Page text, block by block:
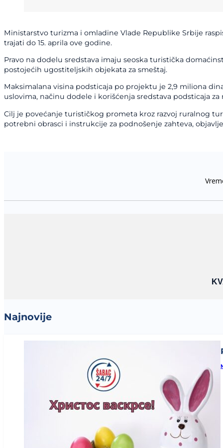
Ministarstvo turizma i omladine Vlade Republike Srbije
trajati do 15. aprila ove godine.
Pravo na dodelu sredstava imaju seoska turistička
postojećih ugostiteljskih objekata za smeštaj.
Maksimalana visina podsticaja po projektu je 2,9 miliona
uslovima, načinu dodele i korišćenja sredstava podsticaja
Cilj je povećanje turističkog prometa kroz razvoj ruralnog
potrebni obrasci i instrukcije za podnošenje zahteva,
Najnovije